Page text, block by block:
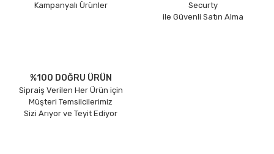
Kampanyalı Ürünler
Securty
ile Güvenli Satın Alma
%100 DOĞRU ÜRÜN
Sipraiş Verilen Her Ürün için
Müşteri Temsilcilerimiz
Sizi Arıyor ve Teyit Ediyor